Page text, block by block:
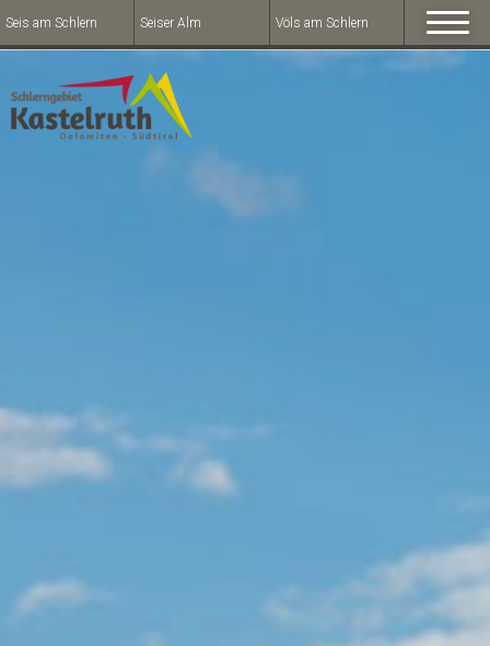
Seis am Schlern Seiser Alm Völs am Schlern